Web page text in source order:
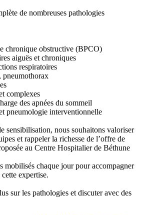
de nombreuses pathologies
chronique obstructive (BPCO)
aiguës et chroniques
respiratoires
pneumothorax
complexes
des apnées du sommeil
pneumologie interventionnelle
sensibilisation, nous souhaitons valoriser
et rappeler la richesse de l’offre de
au Centre Hospitalier de Béthune
mobilisés chaque jour pour accompagner
expertise.
sur les pathologies et discuter avec des